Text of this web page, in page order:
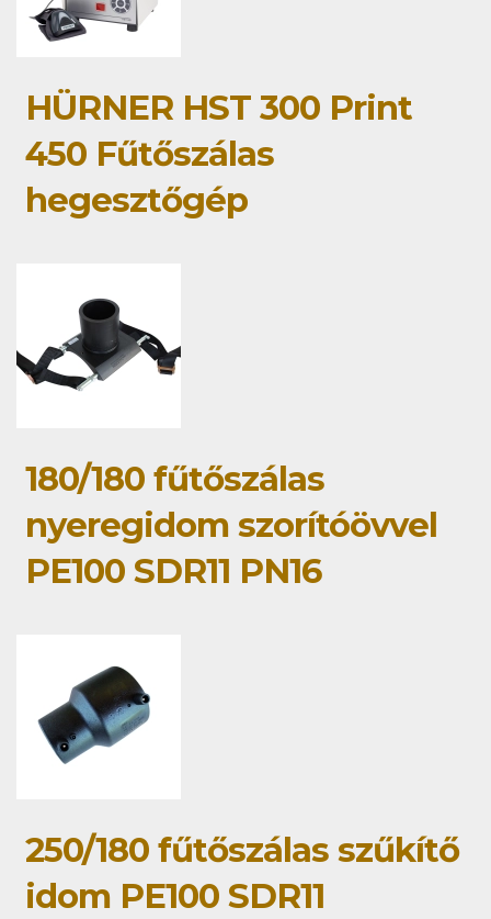
HÜRNER HST 300 Print
450 Fűtőszálas
hegesztőgép
180/180 fűtőszálas
nyeregidom szorítóövvel
PE100 SDR11 PN16
250/180 fűtőszálas szűkítő
idom PE100 SDR11